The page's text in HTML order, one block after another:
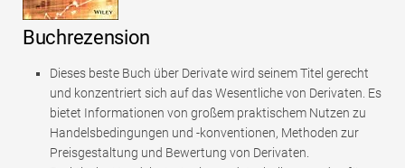
Buchrezension
Dieses beste Buch über Derivate wird seinem Titel gerecht
und konzentriert sich auf das Wesentliche von Derivaten. Es
bietet Informationen von großem praktischem Nutzen zu
Handelsbedingungen und -konventionen, Methoden zur
Preisgestaltung und Bewertung von Derivaten.